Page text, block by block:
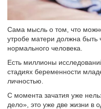
Сама мысль о том, что
утробе матери должна
нормального человека.
Есть миллионы
стадиях беременности
личностью.
С момента зачатия уже
дело», это уже две жизни в